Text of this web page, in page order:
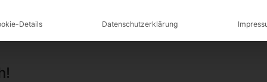
Details Datenschutzerklärung